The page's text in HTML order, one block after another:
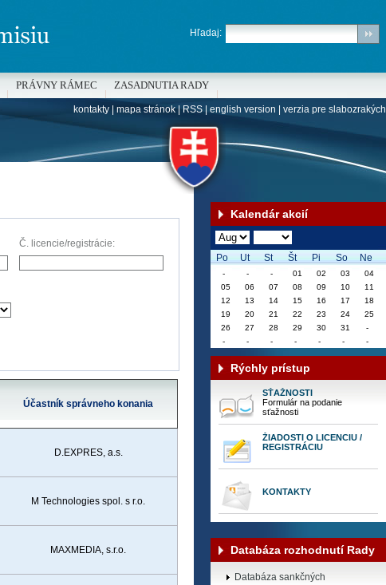
Č. licencie/registrácie:
Účastník správneho konania
D.EXPRES, a.s.
M Technologies spol. s r.o.
MAXMEDIA, s.r.o.
Kalendár akcií
Po Ut St Št Pi So Ne
Rýchly prístup
SŤAŽNOSTI
Formulár na podanie
sťažnosti
ŽIADOSTI O LICENCIU /
REGISTRÁCIU
KONTAKTY
Databáza rozhodnutí Rady
Databáza sankčných
Hľadaj:
PRÁVNY RÁMEC ZASADNUTIA RADY
kontakty| mapa stránok|RSS| english version verzia pre slabozrakých